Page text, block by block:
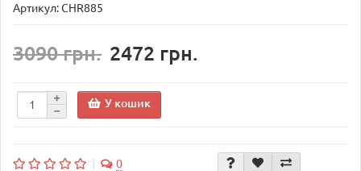
Артикул: CHR885
3090 грн. 2472 грн.
У кошик
0